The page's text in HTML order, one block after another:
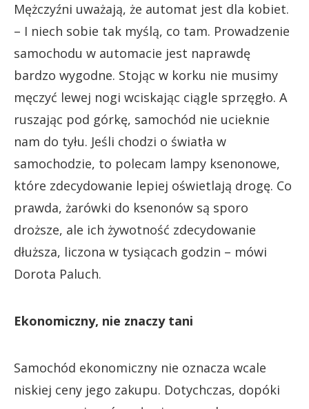
Mężczyźni uważają, że automat jest dla kobiet.
– I niech sobie tak myślą, co tam. Prowadzenie
samochodu w automacie jest naprawdę
bardzo wygodne. Stojąc w korku nie musimy
męczyć lewej nogi wciskając ciągle sprzęgło. A
ruszając pod górkę, samochód nie ucieknie
nam do tyłu. Jeśli chodzi o światła w
samochodzie, to polecam lampy ksenonowe,
które zdecydowanie lepiej oświetlają drogę. Co
prawda, żarówki do ksenonów są sporo
droższe, ale ich żywotność zdecydowanie
dłuższa, liczona w tysiącach godzin – mówi
Dorota Paluch.
Ekonomiczny, nie znaczy tani
Samochód ekonomiczny nie oznacza wcale
niskiej ceny jego zakupu. Dotychczas, dopóki